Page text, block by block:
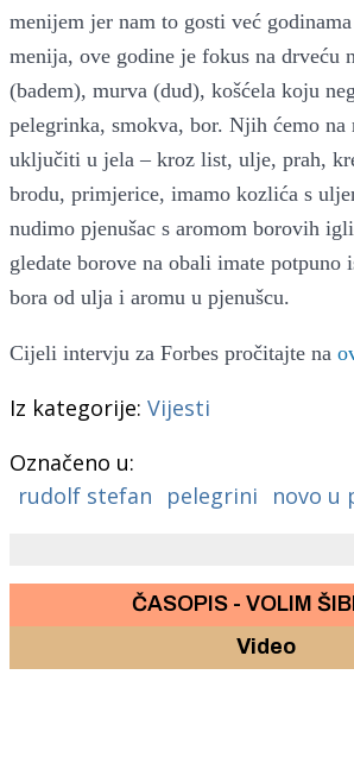
menijem jer nam to gosti već
menija, ove godine je fokus na drveću
(badem), murva (dud), košćela koju
pelegrinka, smokva, bor. Njih ćemo na
uključiti u jela – kroz list, ulje, prah,
brodu, primjerice, imamo kozlića s
nudimo pjenušac s aromom borovih
gledate borove na obali imate potpuno
bora od ulja i aromu u pjenušcu.
Cijeli intervju za Forbes pročitajte na
Iz kategorije: Vijesti
Označeno u:
rudolf stefan
pelegrini novo u
ČASOPIS - VOLIM
Video